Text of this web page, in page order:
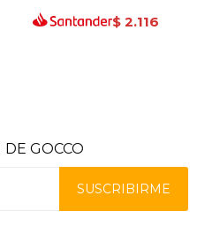
$ 2.116
GOCCO
SUSCRIBIRME